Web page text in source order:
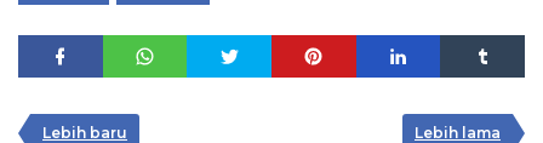
Lebih baru Lebih lama